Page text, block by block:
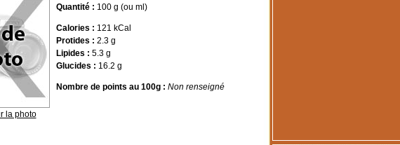
la photo
Quantité : 100 g (ou ml)
Calories : 121 kCal
Protides : 2.3 g
Lipides : 5.3 g
Glucides : 16.2 g
Nombre de points au 100g : Non renseigné